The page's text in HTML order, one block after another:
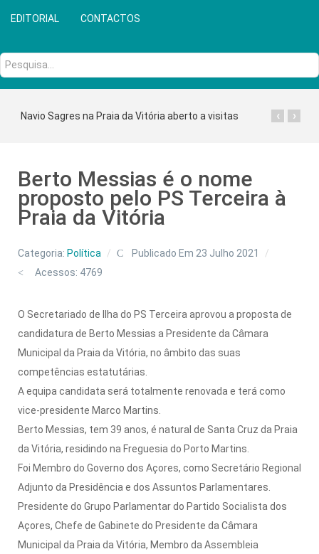
EDITORIAL CONTACTOS
Pesquisa...
Navio Sagres na Praia da Vitória aberto a visitas ›
‹
Berto Messias é o nome
proposto pelo PS Terceira à
Praia da Vitória
Categoria: Política
Publicado Em 23 Julho 2021
Acessos: 4769
O Secretariado de Ilha do PS Terceira aprovou a proposta de
candidatura de Berto Messias a Presidente da Câmara
Municipal da Praia da Vitória, no âmbito das suas
competências estatutárias.
A equipa candidata será totalmente renovada e terá como
vice-presidente Marco Martins.
Berto Messias, tem 39 anos, é natural de Santa Cruz da Praia
da Vitória, residindo na Freguesia do Porto Martins.
Foi Membro do Governo dos Açores, como Secretário Regional
Adjunto da Presidência e dos Assuntos Parlamentares.
Presidente do Grupo Parlamentar do Partido Socialista dos
Açores, Chefe de Gabinete do Presidente da Câmara
Municipal da Praia da Vitória, Membro da Assembleia